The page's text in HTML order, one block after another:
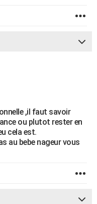
,il faut savoir
ou plutot rester en
cela est.
au bebe nageur vous